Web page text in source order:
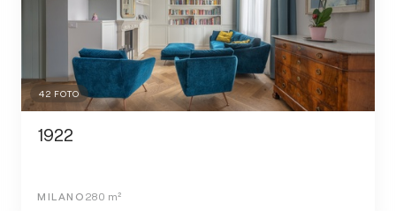
42 FOTO
1922
MILANO 280 m²